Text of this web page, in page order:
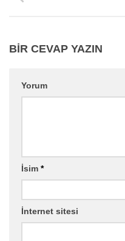
BIR CEVAP YAZIN
Yorum
İsim *
İnternet sitesi